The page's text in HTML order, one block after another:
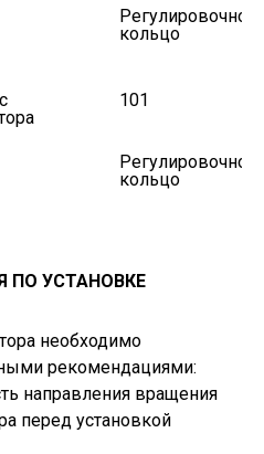
Регулировочное
кольцо
101
Регулировочное
кольцо
ПО УСТАНОВКЕ
необходимо
рекомендациями:
направления вращения
перед установкой